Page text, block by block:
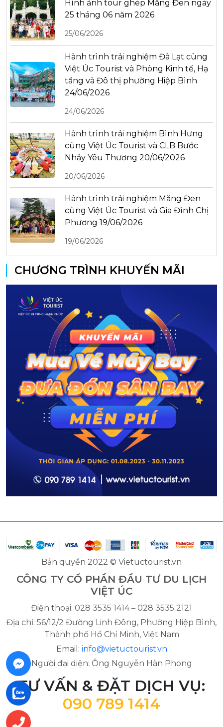
Hình ảnh tour ghép Măng Đen ngày
25 tháng 06 năm 2026
25/06/2026
Hành trình trải nghiệm Đà Lạt cùng
Việt Úc Tourist và Phòng Kinh tế, Hạ
tầng và Đô thị phường Hiệp Bình
24/06/2026
24/06/2026
Hành trình trải nghiệm Bình Hưng
cùng Việt Úc Tourist và CLB Bước
Nhảy Yêu Thương 20/06/2026
20/06/2026
Hành trình trải nghiệm Măng Đen
cùng Việt Úc Tourist và Gia Đình Chị
Phương 19/06/2026
19/06/2026
CHƯƠNG TRÌNH KHUYẾN MÃI
Bản quyền 2022 © Vietuctourist.vn
CÔNG TY CỔ PHẦN ĐẦU TƯ DU LỊCH
VIỆT ÚC
Điện thoại: 028 3535 1414 – 028 3535 2121
Địa chỉ: 56/12/2 Đường Linh Đông, Phường Hiệp Bình,
Thành phố Hồ Chí Minh, Việt Nam
Email: info@vietuctourist.vn
Người đại diện: Ông Nguyễn Hàn Phong
TƯ VẤN & ĐẶT DỊCH VỤ:
090 789 1414